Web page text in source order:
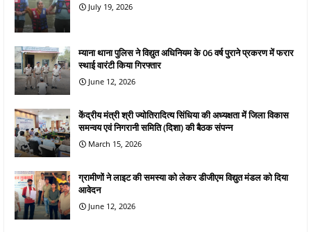
July 19, 2026
म्याना थाना पुलिस ने विद्युत अधिनियम के 06 वर्ष पुराने प्रकरण में फरार
स्थाई वारंटी किया गिरफ्तार
June 12, 2026
केंद्रीय मंत्री श्री ज्योतिरादित्य सिंधिया की अध्यक्षता में जिला विकास
समन्वय एवं निगरानी समिति (दिशा) की बैठक संपन्न
March 15, 2026
ग्रामीणों ने लाइट की समस्या को लेकर डीजीएम विद्युत मंडल को दिया
आवेदन
June 12, 2026